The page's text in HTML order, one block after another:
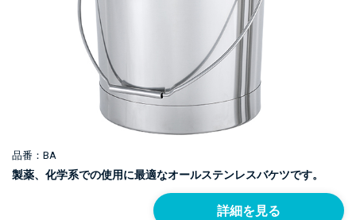
品番：BA
製薬、化学系での使用に最適なオールステンレスバケツです。
詳細を見る